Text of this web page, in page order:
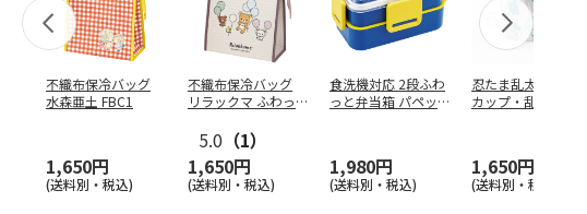
不織布保冷バッグ
水森亜土 FBC1
1,650円
(送料別・税込)
不織布保冷バッグ
リラックマ ふわっ
5.0 （1）
1,650円
(送料別・税込)
食洗機対応 2段ふわ
っと弁当箱 パペッ
1,980円
(送料別・税込)
忍たま乱太郎 マグ
カップ・乱太郎・き
1,650円
(送料別・税込)